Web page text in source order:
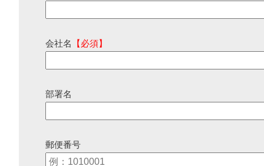
会社名 【必須】
部署名
郵便番号